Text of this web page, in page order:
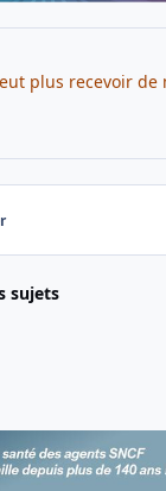
plus recevoir de
sujets